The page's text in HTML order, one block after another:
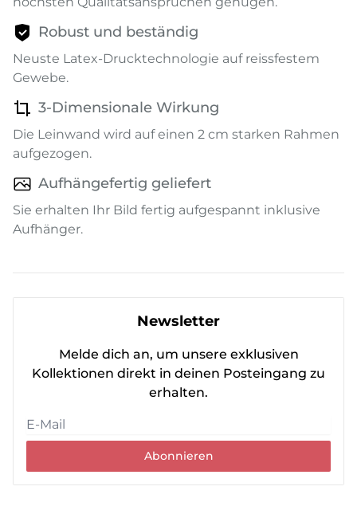
Robust und beständig
Neuste Latex-Drucktechnologie auf reissfestem
Gewebe.
3-Dimensionale Wirkung
Die Leinwand wird auf einen 2 cm starken Rahmen
aufgezogen.
Aufhängefertig geliefert
Sie erhalten Ihr Bild fertig aufgespannt inklusive
Aufhänger.
Newsletter
Melde dich an, um unsere exklusiven
Kollektionen direkt in deinen Posteingang zu
erhalten.
Abonnieren